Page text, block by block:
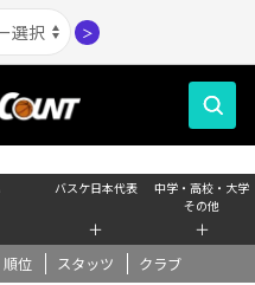
＞
バスケ日本代表
＋
中学・高校・大学
その他
＋
順位 スタッツ クラブ